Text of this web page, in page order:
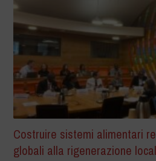
Costruire sistemi alimentari
globali alla rigenerazione